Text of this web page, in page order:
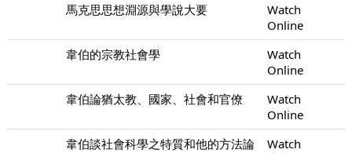
馬克思思想淵源與學說大要
Watch
Online
韋伯的宗教社會學
Watch
Online
韋伯論猶太教、國家、社會和官僚
Watch
Online
韋伯談社會科學之特質和他的方法論
Watch